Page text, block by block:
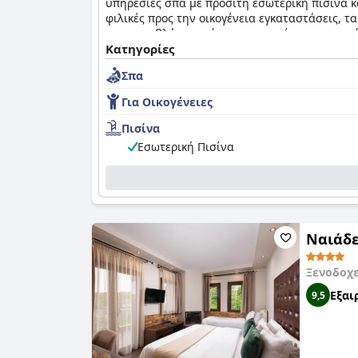
φιλικές προς την οικογένεια
μικροπροβλήματα, όπως η ανακαίνιση του
εξαιρετική επιλογή διαμονής για τους
Κατηγορίες
Σπα
Για Οικογένειες
Πισίνα
Εσωτερική Πισίνα
9,5